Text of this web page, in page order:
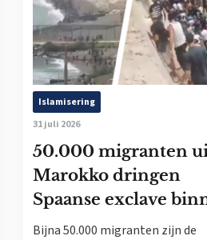
Islamisering
31 juli 2026
50.000 migranten
Marokko dringen
Spaanse exclave
Bijna 50.000 migranten zijn de